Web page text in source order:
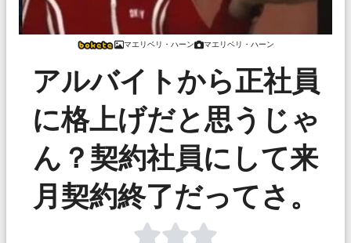
マエリベリ・ハーン マエリベリ・ハーン
アルバイトから正社員
に格上げだと思うじゃ
ん？契約社員にして来
月契約終了だってさ。